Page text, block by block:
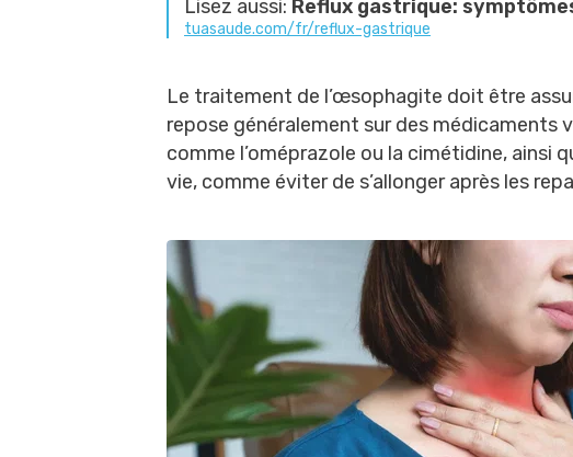
Lisez aussi: Reflux gastrique:
tuasaude.com/fr/reflux-gastrique
Le traitement de l’œsophagite doit être
repose généralement sur des médicaments
comme l’oméprazole ou la cimétidine, ainsi
vie, comme éviter de s’allonger après les